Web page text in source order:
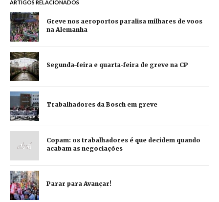
ARTIGOS RELACIONADOS
Greve nos aeroportos paralisa milhares de voos
na Alemanha
Segunda-feira e quarta-feira de greve na CP
Trabalhadores da Bosch em greve
Copam: os trabalhadores é que decidem quando
acabam as negociações
Parar para Avançar!